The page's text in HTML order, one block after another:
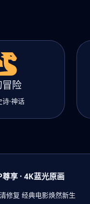
险
诗·神话
享 · 4K蓝光原画
修复 经典电影焕然新生